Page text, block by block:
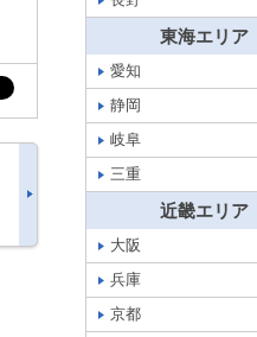
東海エリア
愛知
静岡
岐阜
三重
近畿エリア
大阪
兵庫
京都